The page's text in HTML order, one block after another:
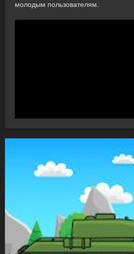
молодым пользователям.